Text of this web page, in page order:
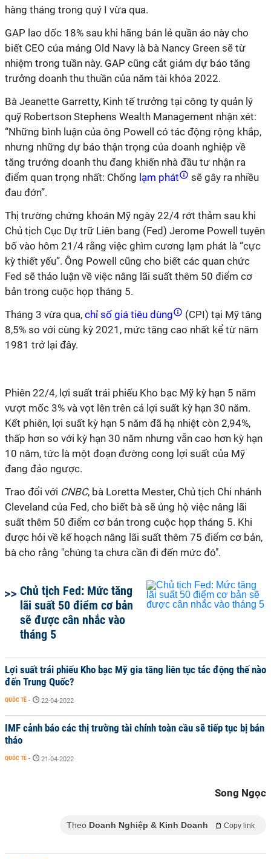
hàng tháng trong quý I vừa qua.
GAP lao dốc 18% sau khi hãng bán lẻ quần áo này cho
biết CEO của mảng Old Navy là bà Nancy Green sẽ từ
nhiệm trong tuần này. GAP cũng cắt giảm dự báo tăng
trưởng doanh thu thuần của năm tài khóa 2022.
Bà Jeanette Garretty, Kinh tế trưởng tại công ty quản lý
quỹ Robertson Stephens Wealth Management nhận xét:
“Những bình luận của ông Powell có tác động rộng khắp,
nhưng những dự báo thận trọng của doanh nghiệp về
tăng trưởng doanh thu đang khiến nhà đầu tư nhận ra
điểm quan trọng nhất: Chống lạm phát
sẽ gây ra nhiều
đau đớn”.
Thị trường chứng khoán Mỹ ngày 22/4 rớt thảm sau khi
Chủ tịch Cục Dự trữ Liên bang (Fed) Jerome Powell tuyên
bố vào hôm 21/4 rằng việc ghìm cương lạm phát là “cực
kỳ thiết yếu”. Ông Powell cũng cho biết các quan chức
Fed sẽ thảo luận về việc nâng lãi suất thêm 50 điểm cơ
bản trong cuộc họp tháng 5.
Tháng 3 vừa qua, chỉ số giá tiêu dùng
(CPI) tại Mỹ tăng
8,5% so với cùng kỳ 2021, mức tăng cao nhất kể từ năm
1981 trở lại đây.
Phiên 22/4, lợi suất trái phiếu Kho bạc Mỹ kỳ hạn 5 năm
vượt mốc 3% và vọt lên trên cả lợi suất kỳ hạn 30 năm.
Kết phiên, lợi suất kỳ hạn 5 năm đã hạ nhiệt còn 2,94%,
thấp hơn so với kỳ hạn 30 năm nhưng vẫn cao hơn kỳ hạn
10 năm, tức là một đoạn đường cong lợi suất của Mỹ
đang đảo ngược.
Trao đổi với CNBC, bà Loretta Mester, Chủ tịch Chi nhánh
Cleveland của Fed, cho biết bà sẽ ủng hộ việc nâng lãi
suất thêm 50 điểm cơ bản trong cuộc họp tháng 5. Khi
được hỏi về kế hoạch nâng lãi suất thêm 75 điểm cơ bản,
bà cho rằng "chúng ta chưa cần đi đến mức đó".
Chủ tịch Fed: Mức tăng
lãi suất 50 điểm cơ bản
sẽ được cân nhắc vào
tháng 5
Lợi suất trái phiếu Kho bạc Mỹ gia tăng liên tục tác động thế nào
đến Trung Quốc?
QUỐC TẾ - 22-04-2022
IMF cảnh báo các thị trường tài chính toàn cầu sẽ tiếp tục bị bán
tháo
QUỐC TẾ - 21-04-2022
Song Ngọc
Theo Doanh Nghiệp & Kinh Doanh Copy link